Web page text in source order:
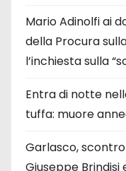
Mario Adinolfi ai
della Procura
l’inchiesta sulla
Entra di notte
tuffa: muore
Garlasco,
Giuseppe Brindisi